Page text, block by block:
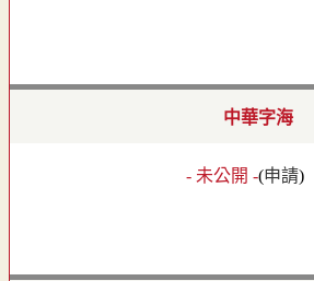
中華字海
- 未公開 -(申請)